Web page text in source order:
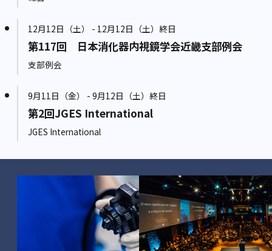
12月12日（土） - 12月12日（土）終日
第117回 日本消化器内視鏡学会近畿支部例会
支部例会
9月11日（金） - 9月12日（土）終日
第2回JGES International
JGES International